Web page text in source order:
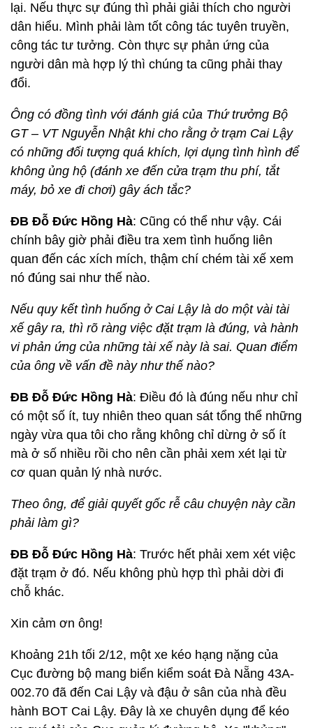
lại. Nếu thực sự đúng thì phải giải thích cho người
dân hiểu. Mình phải làm tốt công tác tuyên truyền,
công tác tư tưởng. Còn thực sự phản ứng của
người dân mà hợp lý thì chúng ta cũng phải thay
đổi.
Ông có đồng tình với đánh giá của Thứ trưởng Bộ
GT – VT Nguyễn Nhật khi cho rằng ở trạm Cai Lậy
có những đối tượng quá khích, lợi dụng tình hình để
không ủng hộ (đánh xe đến cửa trạm thu phí, tắt
máy, bỏ xe đi chơi) gây ách tắc?
ĐB Đỗ Đức Hồng Hà: Cũng có thể như vậy. Cái
chính bây giờ phải điều tra xem tình huống liên
quan đến các xích mích, thậm chí chém tài xế xem
nó đúng sai như thế nào.
Nếu quy kết tình huống ở Cai Lậy là do một vài tài
xế gây ra, thì rõ ràng việc đặt trạm là đúng, và hành
vi phản ứng của những tài xế này là sai. Quan điểm
của ông về vấn đề này như thế nào?
ĐB Đỗ Đức Hồng Hà: Điều đó là đúng nếu như chỉ
có một số ít, tuy nhiên theo quan sát tổng thể những
ngày vừa qua tôi cho rằng không chỉ dừng ở số ít
mà ở số nhiều rồi cho nên cần phải xem xét lại từ
cơ quan quản lý nhà nước.
Theo ông, để giải quyết gốc rễ câu chuyện này cần
phải làm gì?
ĐB Đỗ Đức Hồng Hà: Trước hết phải xem xét việc
đặt trạm ở đó. Nếu không phù hợp thì phải dời đi
chỗ khác.
Xin cảm ơn ông!
Khoảng 21h tối 2/12, một xe kéo hạng nặng của
Cục đường bộ mang biển kiểm soát Đà Nẵng 43A-
002.70 đã đến Cai Lậy và đậu ở sân của nhà đều
hành BOT Cai Lậy. Đây là xe chuyên dụng để kéo